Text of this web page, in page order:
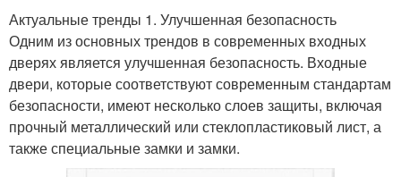
Актуальные тренды 1. Улучшенная безопасность
Одним из основных трендов в современных входных
дверях является улучшенная безопасность. Входные
двери, которые соответствуют современным стандартам
безопасности, имеют несколько слоев защиты, включая
прочный металлический или стеклопластиковый лист, а
также специальные замки и замки.